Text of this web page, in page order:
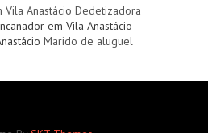
Anastácio Dedetizadora
em Vila Anastácio
Marido de aluguel